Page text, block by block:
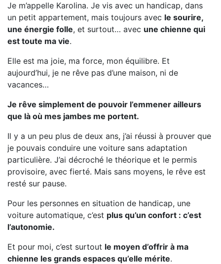
Je m’appelle Karolina. Je vis avec un handicap, dans
un petit appartement, mais toujours avec le sourire,
une énergie folle, et surtout… avec une chienne qui
est toute ma vie.
Elle est ma joie, ma force, mon équilibre. Et
aujourd’hui, je ne rêve pas d’une maison, ni de
vacances…
Je rêve simplement de pouvoir l’emmener ailleurs
que là où mes jambes me portent.
Il y a un peu plus de deux ans, j’ai réussi à prouver que
je pouvais conduire une voiture sans adaptation
particulière. J’ai décroché le théorique et le permis
provisoire, avec fierté. Mais sans moyens, le rêve est
resté sur pause.
Pour les personnes en situation de handicap, une
voiture automatique, c’est plus qu’un confort : c’est
l’autonomie.
Et pour moi, c’est surtout le moyen d’offrir à ma
chienne les grands espaces qu’elle mérite.